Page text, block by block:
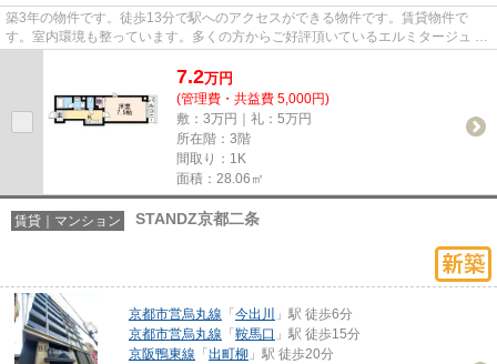
築3年の物件です。徒歩13分で駅へのアクセスができる物件です。賃貸物件で
す。室内環境も整っています。多くの方からご好評頂いているエルミタージュ 二
7.2万円
(管理費・共益費 5,000円)
敷：3万円｜礼：5万円
所在階：3階
間取り：1K
面積：28.06㎡
賃貸｜マンション STANDZ京都二条
京都市営烏丸線 「 今出川
」駅 徒歩6分
京都市営烏丸線 「 鞍馬口 」駅 徒歩15分
京阪鴨東線 「 出町柳 」駅 徒歩20分